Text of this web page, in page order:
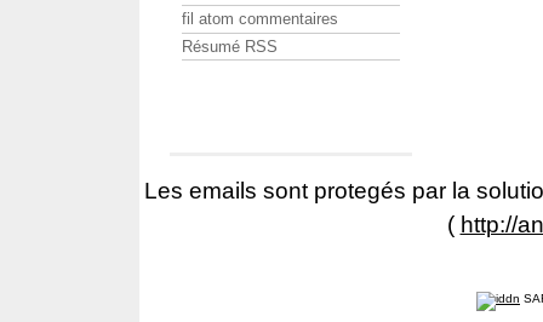
fil atom commentaires
Résumé RSS
Les emails sont protegés par la
( http://